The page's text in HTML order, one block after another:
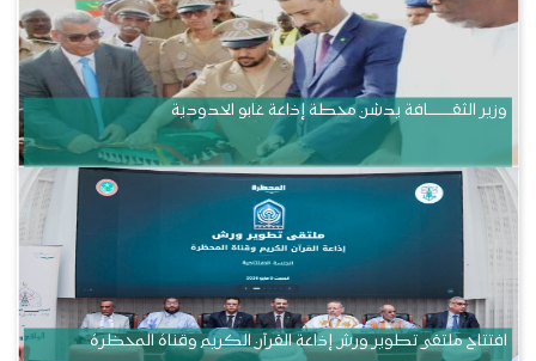
وزير الثقــــــــــافة يدشن محطة إذاعة غابو الحدودية
افتتاح ملتقى تطوير ورش إذاعة القرآن الكريم وقناة المحظرة